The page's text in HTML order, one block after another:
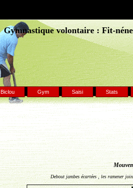
Debout jambes écartées , les ramener
Biclou Gym Saisi Stats
Gymnastique volontaire : Fit-